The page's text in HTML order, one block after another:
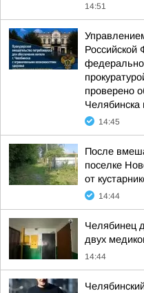
14:51
Российской
проверено
Челябинска
14:45
После
поселке
от
14:44
Челябинец
двух
14:44